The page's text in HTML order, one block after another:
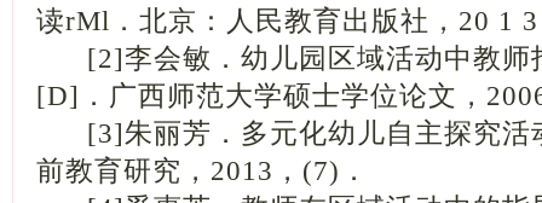
读rMl．北京：人民教育出版社，20 1
[2]李会敏．幼儿园区域活动中教师
[D]．广西师范大学硕士学位论文，
[3]朱丽芳．多元化幼儿自主探究活
前教育研究，2013，(7)．